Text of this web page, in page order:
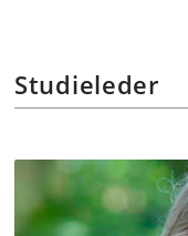
Studieleder